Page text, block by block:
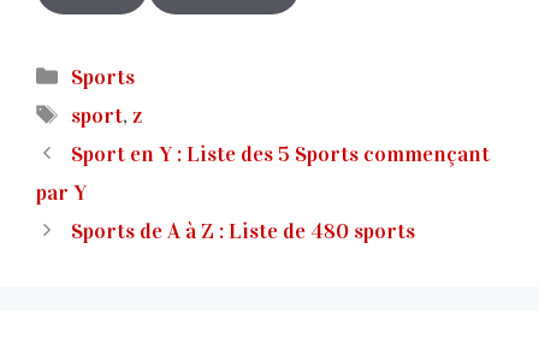
Catégories
Sports
Étiquettes
sport,z
Sport en Y : Liste des 5 Sports commençant
par Y
Sports de A à Z : Liste de 480 sports